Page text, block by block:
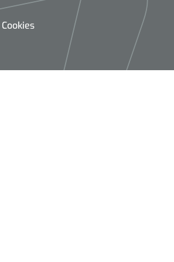
Cookies